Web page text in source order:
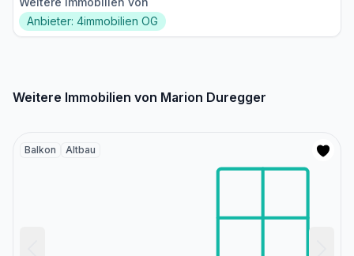
Anbieter: 4immobilien OG
Weitere Immobilien von Marion Duregger
Balkon Altbau